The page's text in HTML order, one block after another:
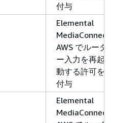
付与
Elemental
MediaConnect
AWS でルータ
ー入力を再起
動する許可を
付与
Elemental
MediaConnect